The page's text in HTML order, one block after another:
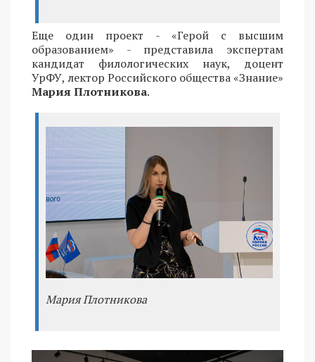
Еще один проект - «Герой с высшим
образованием» - представила экспертам
кандидат филологических наук, доцент
УрФУ, лектор Российского общества «Знание»
Мария Плотникова.
Мария Плотникова